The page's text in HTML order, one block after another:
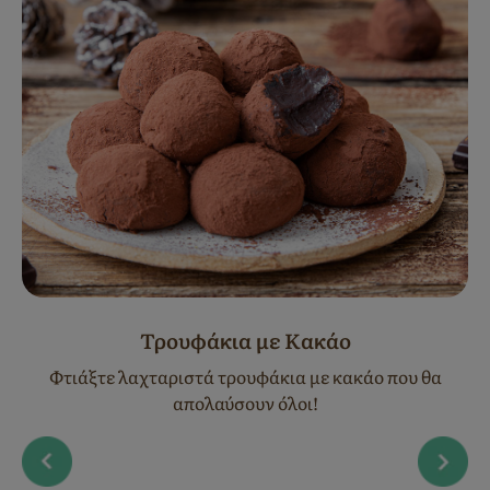
Τρουφάκια με Κακάο
Φτιάξτε λαχταριστά τρουφάκια με κακάο που θα
απολαύσουν όλοι!